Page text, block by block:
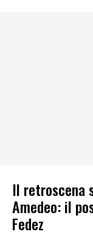
Il retroscena
Amedeo: il
Fedez